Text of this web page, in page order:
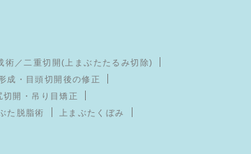
術／二重切開(上まぶたたるみ切除)
成・目頭切開後の修正
切開・吊り目矯正
た脱脂術
上まぶたくぼみ